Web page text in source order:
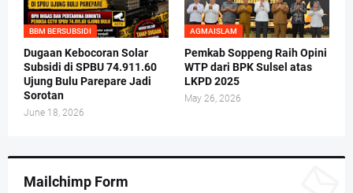
BBM BERSUBSIDI
Dugaan Kebocoran Solar
Subsidi di SPBU 74.911.60
Ujung Bulu Parepare Jadi
Sorotan
June 18, 2026
AGMAISLAM
Pemkab Soppeng Raih Opini
WTP dari BPK Sulsel atas
LKPD 2025
May 26, 2026
Mailchimp Form